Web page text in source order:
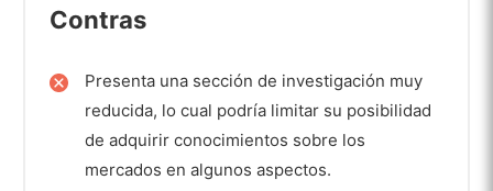
Contras
Presenta una sección de investigación muy
reducida, lo cual podría limitar su posibilidad
de adquirir conocimientos sobre los
mercados en algunos aspectos.